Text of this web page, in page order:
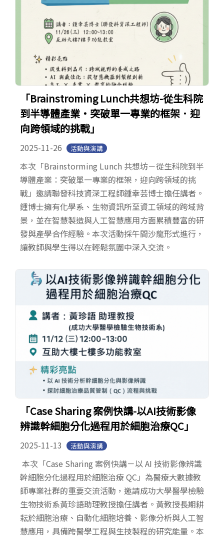
「Brainstroming Lunch共想坊-從生科院
到半導體產業‧突破單一專業的框架．迎
向跨領域的挑戰」
2025-11-26 活動與演講
本次「Brainstorming Lunch 共想坊－從生科院到半
導體產業：突破單一專業的框架，迎向跨領域的挑
戰」邀請聯發科技資深工程師鍾幸芸博士擔任講者。
鍾博士擁有化學系、生物資訊所至資工領域的跨域背
景，並在智慧製造與人工智慧應用方面累積豐富的研
發與產學合作經驗。本次活動採午間沙龍形式進行，
讓教師與學生得以在輕鬆氛圍中深入交流。
「Case Sharing 案例快講-以AI技術影像
辨識幹細胞分化過程用於細胞治療QC」
2025-11-13 活動與演講
本次「Case Sharing 案例快講－以 AI 技術影像辨識
幹細胞分化過程用於細胞治療 QC」為醫療大數據教
師專業社群的重要交流活動，邀請成功大學醫學檢驗
生物技術系黃珍語助理教授擔任講者。黃教授長期耕
耘於細胞治療、自動化細胞培養、影像分析與人工智
慧應用，具備跨醫學工程與生技製程的研究能量。本